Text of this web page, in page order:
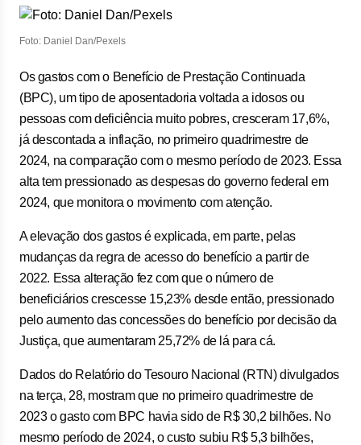
Foto: Daniel Dan/Pexels
Os gastos com o Benefício de Prestação Continuada
(BPC), um tipo de aposentadoria voltada a idosos ou
pessoas com deficiência muito pobres, cresceram 17,6%,
já descontada a inflação, no primeiro quadrimestre de
2024, na comparação com o mesmo período de 2023. Essa
alta tem pressionado as despesas do governo federal em
2024, que monitora o movimento com atenção.
A elevação dos gastos é explicada, em parte, pelas
mudanças da regra de acesso do benefício a partir de
2022. Essa alteração fez com que o número de
beneficiários crescesse 15,23% desde então, pressionado
pelo aumento das concessões do benefício por decisão da
Justiça, que aumentaram 25,72% de lá para cá.
Dados do Relatório do Tesouro Nacional (RTN) divulgados
na terça, 28, mostram que no primeiro quadrimestre de
2023 o gasto com BPC havia sido de R$ 30,2 bilhões. No
mesmo período de 2024, o custo subiu R$ 5,3 bilhões,